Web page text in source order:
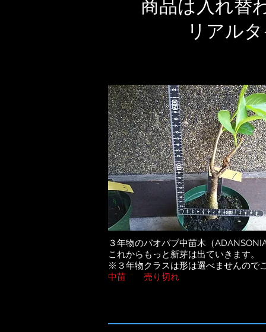
商品は入れ替
リアル
３年物のバオバブ中苗木（
これからもっと新芽は出ていきます。
​※３年物クラスは形は選べませんので
中苗 売り切れ